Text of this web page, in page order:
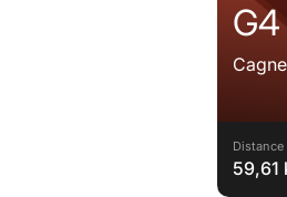
Distance
59,61